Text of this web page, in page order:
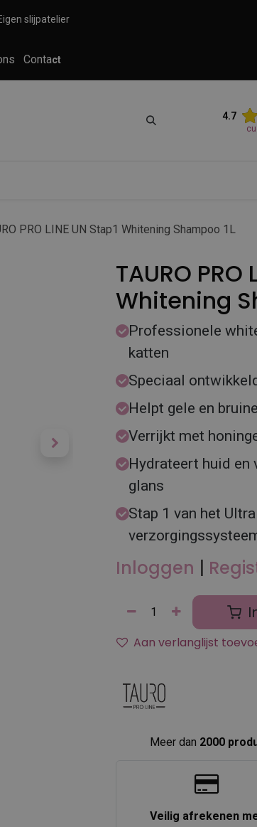
slijpatelier
Contact
4.7
PRO LINE UN Stap1 Whitening Shampoo 1L
TAURO PRO
Whitening
Professionele
katten
Speciaal
Helpt gele en
Verrijkt met
Hydrateert huid en
glans
Stap 1 van het
Inloggen |
Aan verlanglijst
Meer dan 2000
Veilig afrekenen